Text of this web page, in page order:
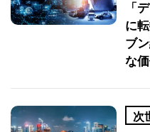
「
に
ブ
な
次